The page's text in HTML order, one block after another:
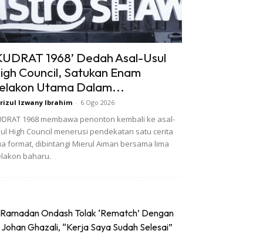
1968’ Dedah Asal-Usul
Council, Satukan Enam
Utama Dalam...
Izwany Ibrahim - 6 Ogo 2026
1968 membawa penonton kembali ke asal-
High Council menerusi pendekatan satu cerita
format, dibintangi Mierul Aiman bersama lima
baharu.
Ramadan Ondash Tolak ‘Rematch’ Dengan
Johan Ghazali, “Kerja Saya Sudah Selesai”